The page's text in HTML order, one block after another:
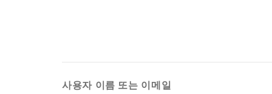
사용자 이름 또는 이메일